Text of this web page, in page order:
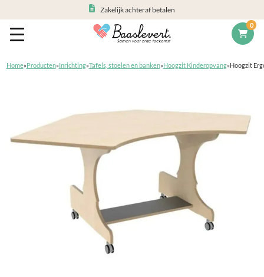
0
Zakelijk achteraf betalen
Home»Producten»Inrichting»Tafels, stoelen en banken»Hoogzit Kinderopvang»Hoogzit